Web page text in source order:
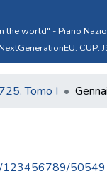
world" - Piano
Tomo I
123456789/50549